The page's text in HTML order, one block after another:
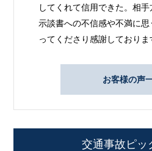
してくれて信用できた。相
示談書への不信感や不満に
ってくださり感謝しておりま
お客様の声
交通事故ピッ